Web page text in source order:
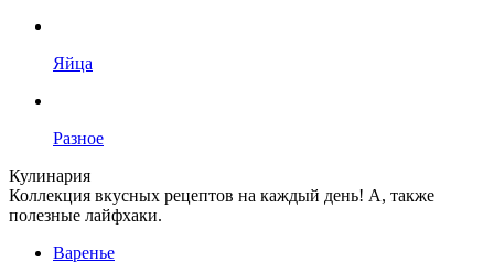
Яйца
Разное
Кулинария
Коллекция вкусных рецептов на каждый день! А, также
полезные лайфхаки.
Варенье